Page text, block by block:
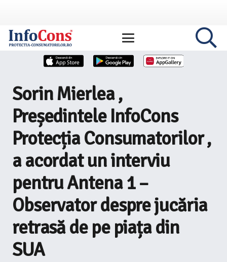
Sorin Mierlea ,
Președintele InfoCons
Protecția Consumatorilor ,
a acordat un interviu
pentru Antena 1 –
Observator despre jucăria
retrasă de pe piața din
SUA